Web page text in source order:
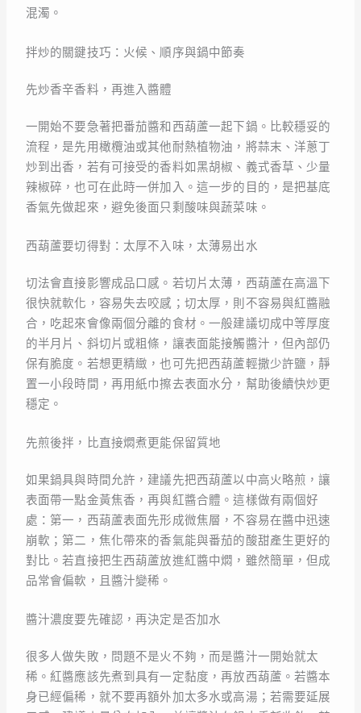
混濁。
拌炒的關鍵技巧：火候、順序與鍋中節奏
先炒香辛香料，再進入醬體
一開始不要急著把番茄醬和西葫蘆一起下鍋。比較穩妥的
流程，是先用橄欖油或其他耐熱植物油，將蒜末、洋蔥丁
炒到出香，若有可接受的香料如黑胡椒、義式香草、少量
辣椒碎，也可在此時一併加入。這一步的目的，是把基底
香氣先做起來，避免後面只剩酸味與蔬菜味。
西葫蘆要切得對：太厚不入味，太薄易出水
切法會直接影響成品口感。若切片太薄，西葫蘆在高溫下
很快就軟化，容易失去咬感；切太厚，則不容易與紅醬融
合，吃起來會像兩個分離的食材。一般建議切成中等厚度
的半月片、斜切片或粗條，讓表面能接觸醬汁，但內部仍
保有脆度。若想更精緻，也可先把西葫蘆輕撒少許鹽，靜
置一小段時間，再用紙巾擦去表面水分，幫助後續快炒更
穩定。
先煎後拌，比直接燜煮更能保留質地
如果鍋具與時間允許，建議先把西葫蘆以中高火略煎，讓
表面帶一點金黃焦香，再與紅醬合體。這樣做有兩個好
處：第一，西葫蘆表面先形成微焦層，不容易在醬中迅速
崩軟；第二，焦化帶來的香氣能與番茄的酸甜產生更好的
對比。若直接把生西葫蘆放進紅醬中燜，雖然簡單，但成
品常會偏軟，且醬汁變稀。
醬汁濃度要先確認，再決定是否加水
很多人做失敗，問題不是火不夠，而是醬汁一開始就太
稀。紅醬應該先煮到具有一定黏度，再放西葫蘆。若醬本
身已經偏稀，就不要再額外加太多水或高湯；若需要延展